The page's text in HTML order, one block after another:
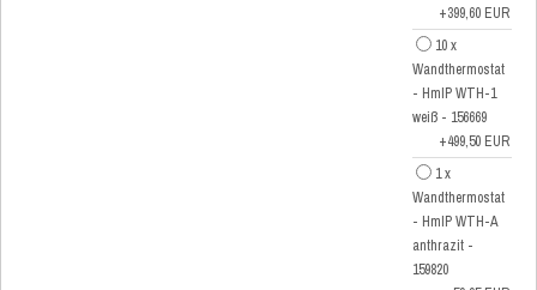
+399,60 EUR
10 x
Wandthermostat
- HmIP WTH-1
weiß - 156669
+499,50 EUR
1 x
Wandthermostat
- HmIP WTH-A
anthrazit -
159820